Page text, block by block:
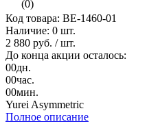
(0)
Код товара: BE-1460-01
Наличие: 0 шт.
2 880 руб. / шт.
До конца акции осталось:
00дн.
00час.
00мин.
Yurei Asymmetric
Полное описание